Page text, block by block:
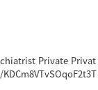
Private Privat